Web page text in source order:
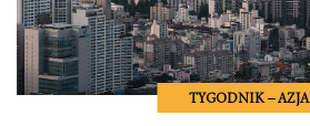
TYGODNIK – AZJA